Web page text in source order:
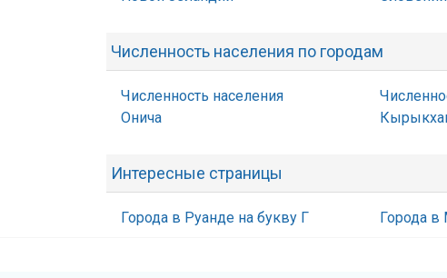
Численность населения по городам
Численность населения
Онича
Интересные страницы
Города в Руанде на букву Г Города в